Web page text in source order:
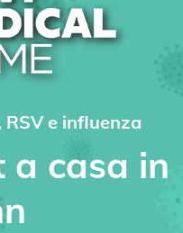
RSV e influenza
a casa in